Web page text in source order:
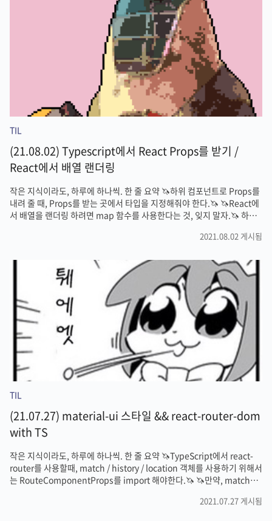
리어에 꼭 필요하다는 사실도 알고 있었지만 막상 별로 배우고 싶지는 않
았다. 왜냐하면, 아직까지 이 친구의 필요성을 느끼지 못했기 때문이다. 비
록 console.log 하나 하나 찍어가며 낑낑거리..
TIL
(21.08.02) Typescript에서 React Props를 받기 /
React에서 배열 랜더링
작은 지식이라도, 하루에 하나씩. 한 줄 요약 🦄하위 컴포넌트로 Props를
내려 줄 때, Props를 받는 곳에서 타입을 지정해줘야 한다.🦄 🦄React에
서 배열을 랜더링 하려면 map 함수를 사용한다는 것, 잊지 말자.🦄 하위
Article들의 type입니다. export interface ArticleProps { title:
createDate: string; } 자주 사용될 타입을 먼저 작성하여 export 하여,
타입을 여러번 타이핑 하는 수고를 덜기 위해 작성했다. 인터페이스를
2021.08.02 게시됨
TIL
(21.07.27) material-ui 스타일 && react-router-dom
with TS
작은 지식이라도, 하루에 하나씩. 한 줄 요약 🦄TypeScript에서 react-
router를 사용할때, match / history / location 객체를 사용하기 위해서
는 RouteComponentProps를 import 해야한다.🦄 🦄만약, match의
설정해줘야한다 🦄 🦄material-ui 적용환경에서 css를 먹이는 방법은
2021.07.27 게시됨